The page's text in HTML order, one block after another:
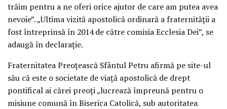
trăim pentru a ne oferi orice ajutor de care am putea avea
nevoie”. „Ultima vizită apostolică ordinară a fraternității a
fost întreprinsă în 2014 de către comisia Ecclesia Dei”, se
adaugă în declarație.
Fraternitatea Preoțească Sfântul Petru afirmă pe site-ul
său că este o societate de viață apostolică de drept
pontifical ai cărei preoți „lucrează împreună pentru o
misiune comună în Biserica Catolică, sub autoritatea